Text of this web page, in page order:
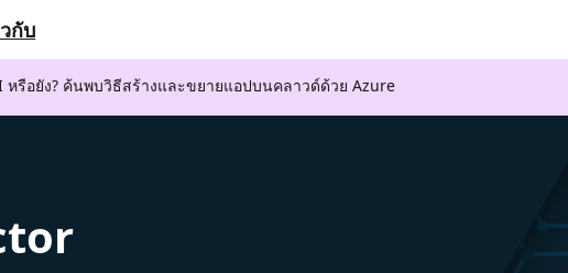
กับ
หรือยัง? ค้นพบวิธีสร้างและขยายแอปบนคลาวด์ด้วย Azure